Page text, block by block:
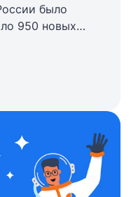
было
950 новых
на курортах